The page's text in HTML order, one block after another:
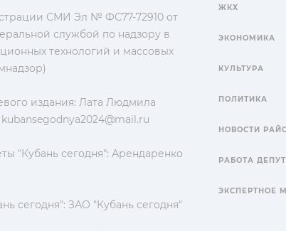
СМИ Эл № ФС77-72910 от
службой по надзору в
технологий и массовых
издания: Лата Людмила
kubansegodnya2024@mail.ru
"Кубань сегодня": Арендаренко
сегодня": ЗАО "Кубань сегодня"
ЖКХ
ЭКОНОМИКА
КУЛЬТУРА
ПОЛИТИКА
НОВОСТИ
РАБОТА
ЭКСПЕРТНОЕ